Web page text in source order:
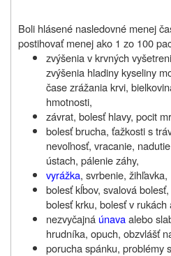
Boli hlásené nasledovné menej
postihovať menej ako 1 zo 100
zvýšenia v krvných
zvýšenia hladiny kyseliny
čase zrážania krvi,
hmotnosti,
závrat, bolesť hlavy, pocit
bolesť brucha, ťažkosti s
nevoľnosť, vracanie,
ústach, pálenie záhy,
vyrážka, svrbenie, žihľavka,
bolesť kĺbov, svalová
bolesť krku, bolesť v
nezvyčajná únavaalebo
hrudníka, opuch, obzvlášť
porucha spánku, problémy